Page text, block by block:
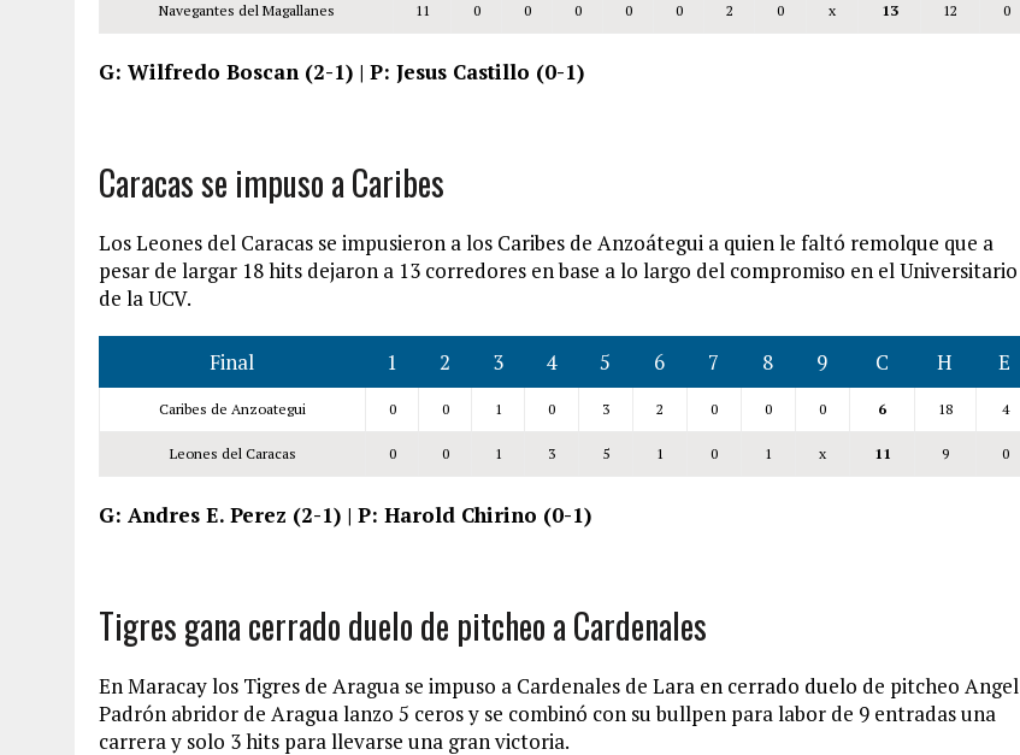
Navegantes del Magallanes 11 0 0 0 0 0 2 0 x 13 12 0
G: Wilfredo Boscan (2-1) | P: Jesus Castillo (0-1)
Caracas se impuso a Caribes
Los Leones del Caracas se impusieron a los Caribes de Anzoátegui a quien le faltó remolque que a
pesar de largar 18 hits dejaron a 13 corredores en base a lo largo del compromiso en el Universitario
de la UCV.
Final 1 2 3 4 5 6 7 8 9 C H E
Caribes de Anzoategui 0 0 1 0 3 2 0 0 0 6 18 4
Leones del Caracas 0 0 1 3 5 1 0 1 x 11 9 0
G: Andres E. Perez (2-1) | P: Harold Chirino (0-1)
Tigres gana cerrado duelo de pitcheo a Cardenales
En Maracay los Tigres de Aragua se impuso a Cardenales de Lara en cerrado duelo de pitcheo Angel
Padrón abridor de Aragua lanzo 5 ceros y se combinó con su bullpen para labor de 9 entradas una
carrera y solo 3 hits para llevarse una gran victoria.